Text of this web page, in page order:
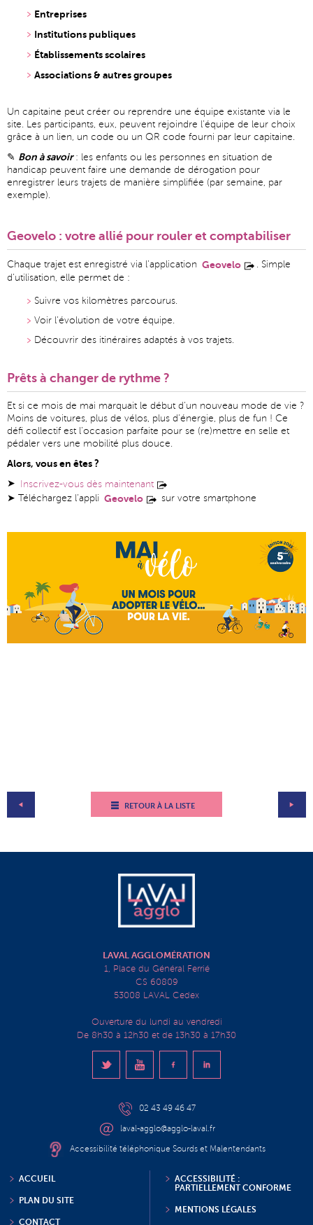
Entreprises
Institutions publiques
Établissements scolaires
Associations & autres groupes
Un capitaine peut créer ou reprendre une équipe existante via le
site. Les participants, eux, peuvent rejoindre l’équipe de leur choix
grâce à un lien, un code ou un QR code fourni par leur capitaine.
✎ Bon à savoir: les enfants ou les personnes en situation de
handicap peuvent faire une demande de dérogation pour
enregistrer leurs trajets de manière simplifiée (par semaine, par
exemple).
Geovelo : votre allié pour rouler et comptabiliser
Chaque trajet est enregistré via l’application Geovelo
. Simple
d’utilisation, elle permet de :
Suivre vos kilomètres parcourus.
Voir l’évolution de votre équipe.
Découvrir des itinéraires adaptés à vos trajets.
Prêts à changer de rythme ?
Et si ce mois de mai marquait le début d’un nouveau mode de vie ?
Moins de voitures, plus de vélos, plus d’énergie, plus de fun ! Ce
défi collectif est l’occasion parfaite pour se (re)mettre en selle et
pédaler vers une mobilité plus douce.
Alors, vous en êtes ?
➤
Inscrivez-vous dès maintenant
➤ Téléchargez l’appli Geovelo sur votre smartphone
RETOUR À LA LISTE
LAVAL AGGLOMÉRATION
1, Place du Général Ferrié
CS 60809
53008 LAVAL Cedex
Ouverture du lundi au vendredi
De 8h30 à 12h30 et de 13h30 à 17h30
02 43 49 46 47
laval-agglo@agglo-laval.fr
Accessibilité téléphonique Sourds et Malentendants
ACCUEIL
PLAN DU SITE
CONTACT
ACCESSIBILITÉ :
PARTIELLEMENT CONFORME
MENTIONS LÉGALES